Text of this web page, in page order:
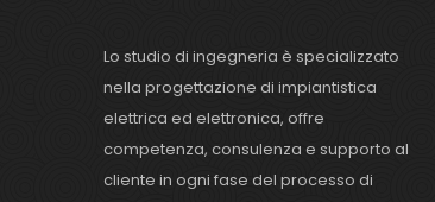
Lo studio di ingegneria è specializzato
nella progettazione di impiantistica
elettrica ed elettronica, offre
competenza, consulenza e supporto al
cliente in ogni fase del processo di